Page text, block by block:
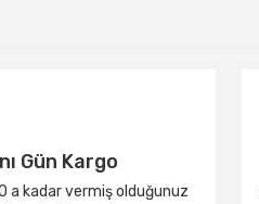
Gün Kargo
a kadar vermiş olduğunuz